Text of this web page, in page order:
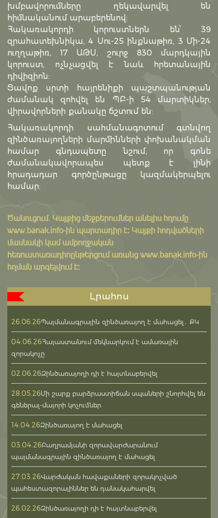
խմբավորումները ղեկավարվել են
հիմնականում արաբերենով:
Հակառակորդի կորուստներն են՝ 39
զրահատեխնիկա, 4 Սու-25 ինքնաթիռ, 3 Մի-24
ուղղաթիռ, 17 ԱԹՍ, շուրջ 830 մարդկային
կորուստ, ոչնչացվել է նաև հրետանային
դիվիզիոն:
Ցավոք սրտի հայրենիքի պաշտպանության
ժամանակ զոհվել են ՊԲ-ի 54 մարտիկներ,
վիրավորների քանակը ճշտում են:
Հակառակորդի սահմանագոտում գտնվող
զինծառայողների մարմինների փոխանակման
համար գնդապետը նշում, որ գոնե
ժամանակավորապես պետք է լինի
հրադադար գործընթացը կազմակերպելու
համար:
Ծանուցում․ Կայքից մեջբերումներ անելիս հղումը
www.banak.info-ին պարտադիր է: Կայքի հոդվածների
մասնակի կամ ամբողջական
հեռուստառադիոընթերցում առանց www.banak.info-ին
հղման արգելվում է:
Լրահոս
26.06.26Պայմանագրային զինծառայող է մահացել․ ՔԿ
04.06.26Հայաստանում մեկնարկում է ամառային
զորակոչը
02.06.26Զինծառայողի դի է հայտնաբերվել
28.05.26Մի շարք բարձրաստիճան սպաների շնորհվել են
գեներալ-մայորի կոչումներ
14.04.26Զինծառայող է մահացել
03.04.26Բաղրամյանի զորավարժարանում
պայմանագրային զինծառայող է մահացել
27.03.26Վարժական հավաքաների զորակոչված
պահեստազորայիններ են դանակահարվել
26.02.26Զինծառայողի դի է հայտնաբերվել